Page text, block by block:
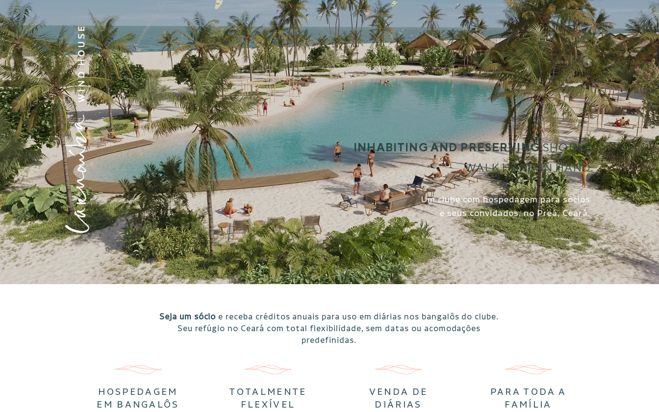
INHABITING AND PRESERVINGSHOULD
WALK HAND IN HAND.
Um clube com hospedagem para sócios
e seus convidados, no Preá, Ceará.
Seja um sócio e receba créditos anuais para uso em diárias nos bangalôs do clube.
Seu refúgio no Ceará com total flexibilidade, sem datas ou acomodações
predefinidas.
HOSPEDAGEM
EM BANGALÔS
TOTALMENTE
FLEXÍVEL
VENDA DE
DIÁRIAS
PARA TODA A
FAMÍLIA